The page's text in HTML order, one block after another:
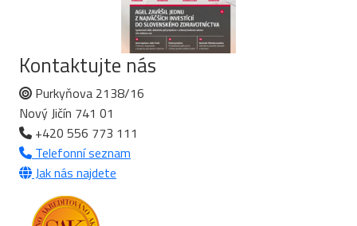
Kontaktujte nás
Purkyňova 2138/16
Nový Jičín 741 01
+420 556 773 111
Telefonní seznam
Jak nás najdete